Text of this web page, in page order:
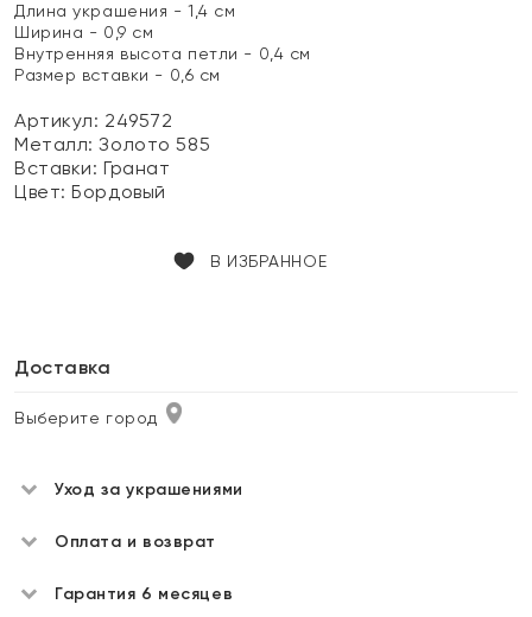
Длина украшения - 1,4 см
Ширина - 0,9 см
Внутренняя высота петли - 0,4 см
Размер вставки - 0,6 см
Артикул: 249572
Металл:Золото 585
Вставки:Гранат
Цвет:Бордовый
В ИЗБРАННОЕ
Доставка
Выберите город
Уход за украшениями
Оплата и возврат
Гарантия 6 месяцев